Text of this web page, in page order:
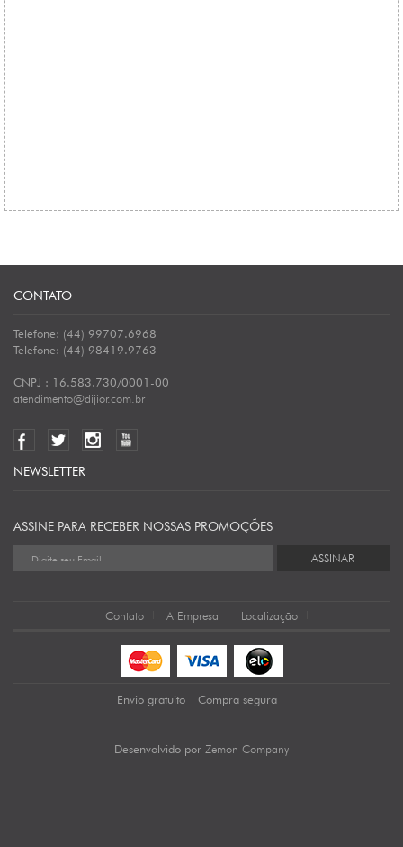
CONTATO
Telefone: (44) 99707.6968
Telefone: (44) 98419.9763
CNPJ : 16.583.730/0001-00
atendimento@dijior.com.br
NEWSLETTER
ASSINE PARA RECEBER NOSSAS PROMOÇÕES
ASSINAR
Contato A Empresa Localização
Envio gratuito Compra segura
Desenvolvido por Zemon Company